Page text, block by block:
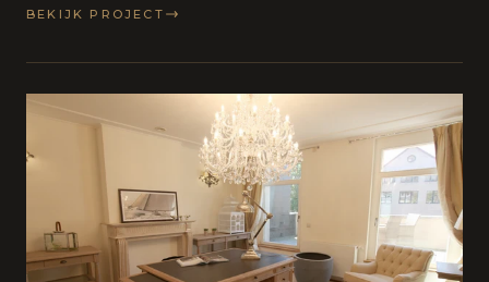
BEKIJK PROJECT